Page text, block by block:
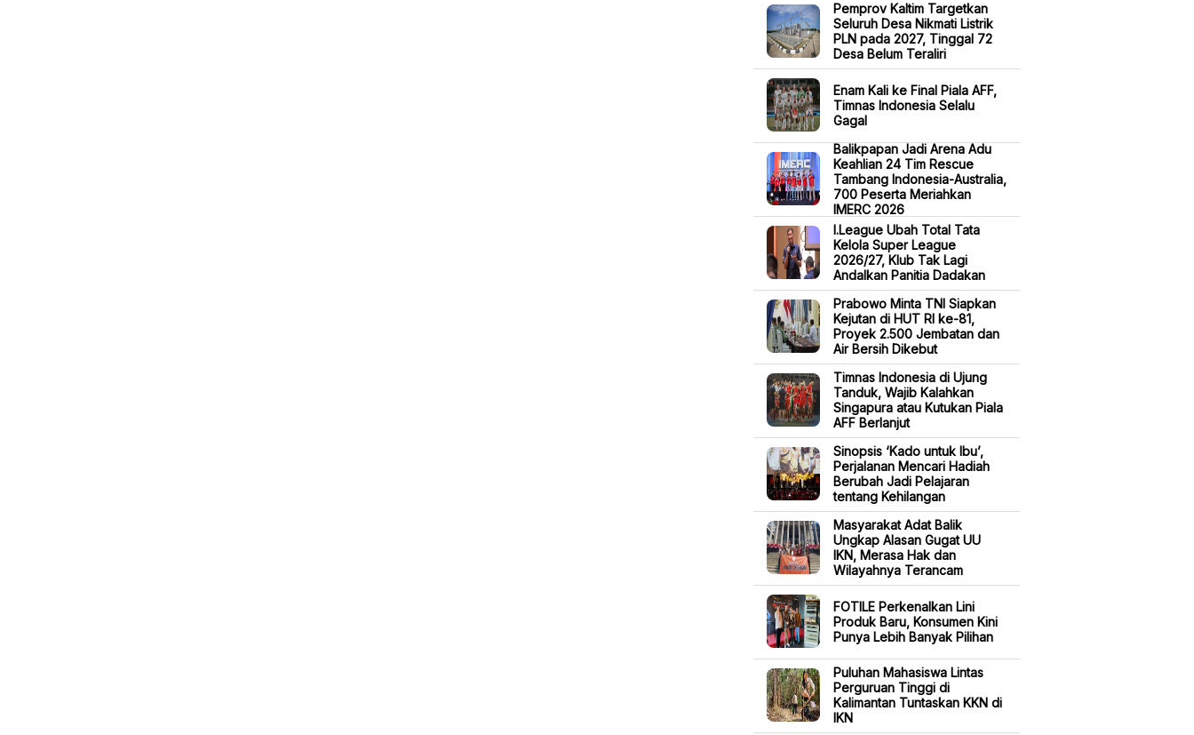
Pemprov Kaltim Targetkan
Seluruh Desa Nikmati Listrik
PLN pada 2027, Tinggal 72
Desa Belum Teraliri
Enam Kali ke Final Piala AFF,
Timnas Indonesia Selalu
Gagal
Balikpapan Jadi Arena Adu
Keahlian 24 Tim Rescue
Tambang Indonesia-Australia,
700 Peserta Meriahkan
IMERC 2026
I.League Ubah Total Tata
Kelola Super League
2026/27, Klub Tak Lagi
Andalkan Panitia Dadakan
Prabowo Minta TNI Siapkan
Kejutan di HUT RI ke-81,
Proyek 2.500 Jembatan dan
Air Bersih Dikebut
Timnas Indonesia di Ujung
Tanduk, Wajib Kalahkan
Singapura atau Kutukan Piala
AFF Berlanjut
Sinopsis ‘Kado untuk Ibu’,
Perjalanan Mencari Hadiah
Berubah Jadi Pelajaran
tentang Kehilangan
Masyarakat Adat Balik
Ungkap Alasan Gugat UU
IKN, Merasa Hak dan
Wilayahnya Terancam
FOTILE Perkenalkan Lini
Produk Baru, Konsumen Kini
Punya Lebih Banyak Pilihan
Puluhan Mahasiswa Lintas
Perguruan Tinggi di
Kalimantan Tuntaskan KKN di
IKN